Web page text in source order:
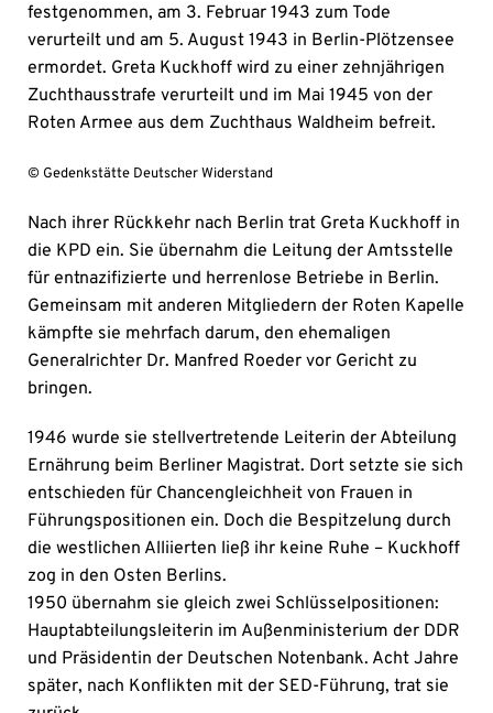
festgenommen, am 3. Februar 1943 zum Tode
verurteilt und am 5. August 1943 in Berlin-Plötzensee
ermordet. Greta Kuckhoff wird zu einer zehnjährigen
Zuchthausstrafe verurteilt und im Mai 1945 von der
Roten Armee aus dem Zuchthaus Waldheim befreit.
© Gedenkstätte Deutscher Widerstand
Nach ihrer Rückkehr nach Berlin trat Greta Kuckhoff in
die KPD ein. Sie übernahm die Leitung der Amtsstelle
für entnazifizierte und herrenlose Betriebe in Berlin.
Gemeinsam mit anderen Mitgliedern der Roten Kapelle
kämpfte sie mehrfach darum, den ehemaligen
Generalrichter Dr. Manfred Roeder vor Gericht zu
bringen.
1946 wurde sie stellvertretende Leiterin der Abteilung
Ernährung beim Berliner Magistrat. Dort setzte sie sich
entschieden für Chancengleichheit von Frauen in
Führungspositionen ein. Doch die Bespitzelung durch
die westlichen Alliierten ließ ihr keine Ruhe – Kuckhoff
zog in den Osten Berlins.
1950 übernahm sie gleich zwei Schlüsselpositionen:
Hauptabteilungsleiterin im Außenministerium der DDR
und Präsidentin der Deutschen Notenbank. Acht Jahre
später, nach Konflikten mit der SED-Führung, trat sie